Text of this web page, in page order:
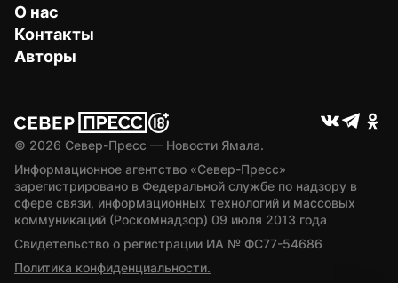
О нас
Контакты
Авторы
© 2026 Север-Пресс — Новости Ямала.
Информационное агентство «Север-Пресс»
зарегистрировано в Федеральной службе по надзору в
сфере связи, информационных технологий и массовых
коммуникаций (Роскомнадзор) 09 июля 2013 года
Свидетельство о регистрации ИА № ФС77-54686
Политика конфиденциальности.